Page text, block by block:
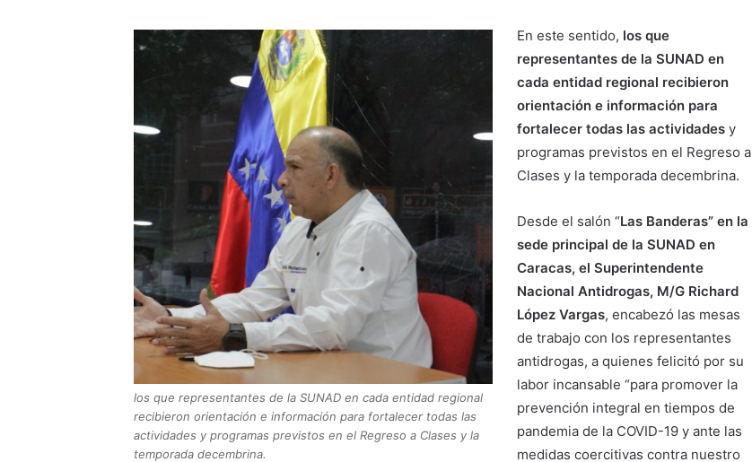
los que representantes de la SUNAD en cada entidad regional
recibieron orientación e información para fortalecer todas las
actividades y programas previstos en el Regreso a Clases y la
temporada decembrina.
En este sentido, los que
representantes de la SUNAD en
cada entidad regional recibieron
orientación e información para
fortalecer todas las actividadesy
programas previstos en el Regreso a
Clases y la temporada decembrina.
Desde el salón “Las Banderas” en la
sede principal de la SUNAD en
Caracas, el Superintendente
Nacional Antidrogas, M/G Richard
López Vargas, encabezó las mesas
de trabajo con los representantes
antidrogas, a quienes felicitó por su
labor incansable “para promover la
prevención integral en tiempos de
pandemia de la COVID-19 y ante las
medidas coercitivas contra nuestro